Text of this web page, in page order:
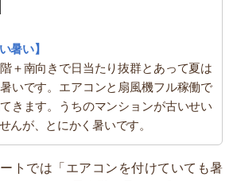
暑い】
＋南向きで日当たり抜群とあって夏は
いです。エアコンと扇風機フル稼働で
きます。うちのマンションが古いせい
んが、とにかく暑いです。
トでは「エアコンを付けていても暑